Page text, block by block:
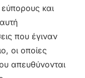
και
που έγιναν
οι οποίες
απευθύνονται